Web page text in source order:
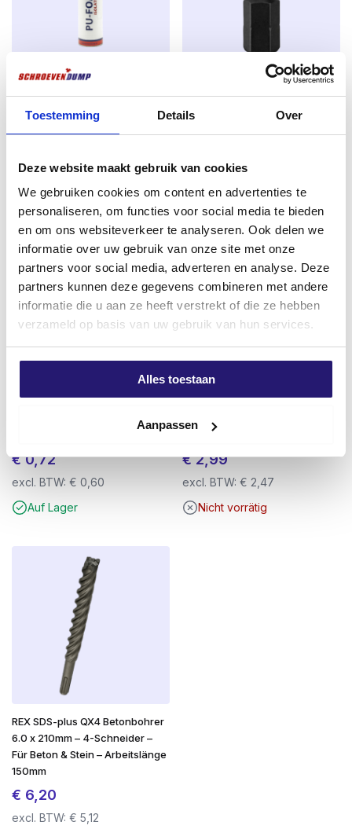
Toestemming Details Over
Deze website maakt gebruik van cookies
We gebruiken cookies om content en advertenties te
personaliseren, om functies voor social media te bieden
en om ons websiteverkeer te analyseren. Ook delen we
informatie over uw gebruik van onze site met onze
partners voor social media, adverteren en analyse. Deze
partners kunnen deze gegevens combineren met andere
informatie die u aan ze heeft verstrekt of die ze hebben
verzameld op basis van uw gebruik van hun services.
Alles toestaan
Aanpassen
Anwendung
Montage von Fensterrahmen aus Holz und Kunststoff
ohneVerwendung von Dübeln
Isolierung/Purschaum 750ml
S92
5,29Ursprünglicher
war:
€ 5,29
€4,99
Aktueller
ist:
€ 4,99.
Auf Lager
Schlagbohrer Torx 30 x 30mm –
Sehr gut geeignet für
Schlagschrauber
€2,25
excl. BTW:€
Auf Lager
Trennscheibe Rhodius Ø 125 x
1,0mm für Stahl und rostfreien
€0,72
excl. BTW: € 0,60
Auf Lager
Stichsägeblatt Barracuda
& Metall – Heavy-Duty
€2,99
excl. BTW:€ 2,47
Nicht vorrätig
REX SDS-plus QX4 Betonbohrer
6.0 x 210mm – 4-Schneider –
Für Beton & Stein – Arbeitslänge
150mm
€ 6,20
excl. BTW: € 5,12